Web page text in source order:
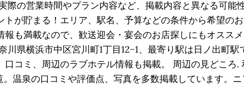
の営業時間やプラン内容など、掲載内容と異なる可能
が貯まる！エリア、駅名、予算などの条件から希望のお
も満載なので、歓送迎会・宴会のお店探しにもオスス
県横浜市中区宮川町1丁目12−1、最寄り駅は日ノ出町
コミ、周辺のラブホテル情報も掲載。 周辺の見どころ.
温泉の口コミや評価点、写真を多数掲載しています。